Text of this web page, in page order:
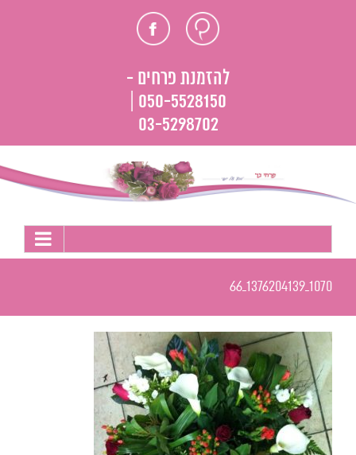
חוות פייסבוק
להזמנת פרחים -
050-5528150 |
03-5298702
1070_1376204139_66